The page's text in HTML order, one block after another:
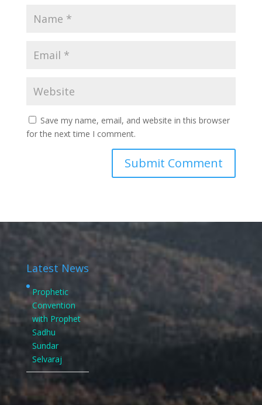
Save my name, email, and website in this browser
for the next time I comment.
Latest News
Prophetic
Convention
with Prophet
Sadhu
Sundar
Selvaraj